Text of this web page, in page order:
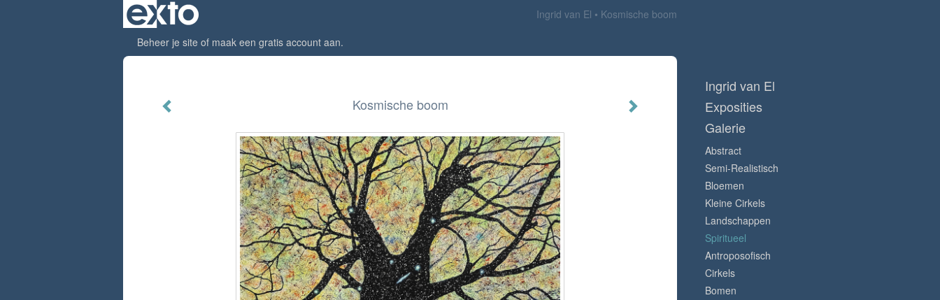
Ingrid van El
Kosmische boom
Beheer je site of maak een gratis account aan.
Kosmische boom
Ingrid van El
Exposities
Galerie
Abstract
Semi-Realistisch
Bloemen
Kleine Cirkels
Landschappen
Spiritueel
Antroposofisch
Cirkels
Bomen